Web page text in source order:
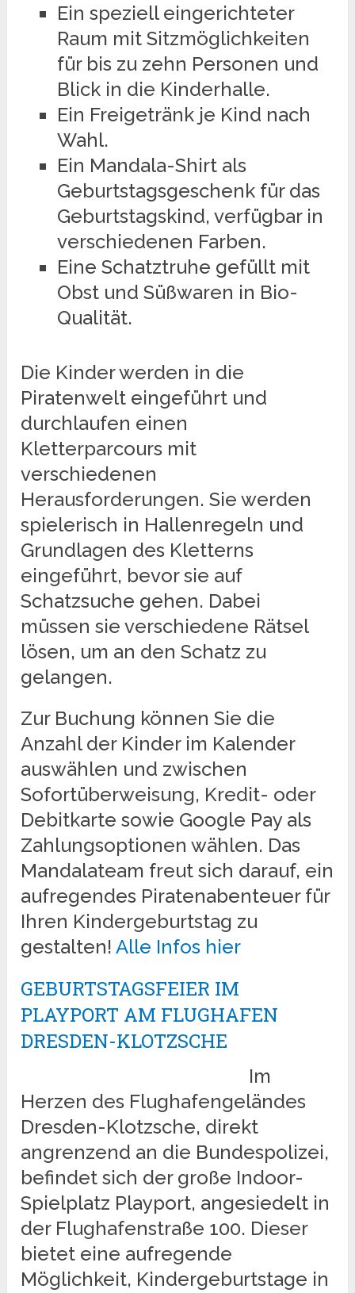
Ein speziell eingerichteter
Raum mit Sitzmöglichkeiten
für bis zu zehn Personen und
Blick in die Kinderhalle.
Ein Freigetränk je Kind nach
Wahl.
Ein Mandala-Shirt als
Geburtstagsgeschenk für das
Geburtstagskind, verfügbar in
verschiedenen Farben.
Eine Schatztruhe gefüllt mit
Obst und Süßwaren in Bio-
Qualität.
Die Kinder werden in die
Piratenwelt eingeführt und
durchlaufen einen
Kletterparcours mit
verschiedenen
Herausforderungen. Sie werden
spielerisch in Hallenregeln und
Grundlagen des Kletterns
eingeführt, bevor sie auf
Schatzsuche gehen. Dabei
müssen sie verschiedene Rätsel
lösen, um an den Schatz zu
gelangen.
Zur Buchung können Sie die
Anzahl der Kinder im Kalender
auswählen und zwischen
Sofortüberweisung, Kredit- oder
Debitkarte sowie Google Pay als
Zahlungsoptionen wählen. Das
Mandalateam freut sich darauf, ein
aufregendes Piratenabenteuer für
Ihren Kindergeburtstag zu
gestalten!Alle Infos hier
GEBURTSTAGSFEIER IM
PLAYPORT AM FLUGHAFEN
DRESDEN-KLOTZSCHE
Im
Herzen des Flughafengeländes
Dresden-Klotzsche, direkt
angrenzend an die Bundespolizei,
befindet sich der große Indoor-
Spielplatz Playport, angesiedelt in
der Flughafenstraße 100. Dieser
bietet eine aufregende
Möglichkeit, Kindergeburtstage in